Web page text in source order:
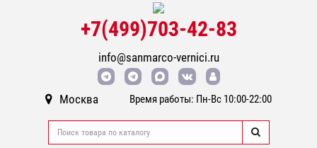
+7(499)703-42-83
info@sanmarco-vernici.ru
Москва Время работы: Пн-Вс 10:00-22:00